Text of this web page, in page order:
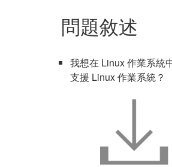
問題敘述
我想在 Linux 作業系統
支援 Linux 作業系統？